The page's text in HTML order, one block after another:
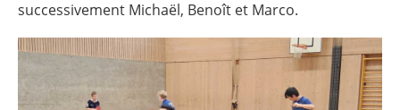
successivement Michaël, Benoît et Marco.